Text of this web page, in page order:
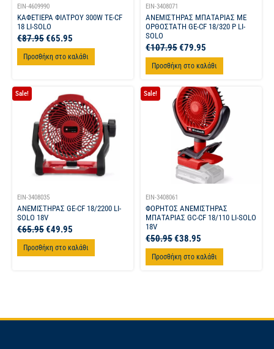
EIN-4609990
ΚΑΦΕΤΙΕΡΑ ΦΙΛΤΡΟΥ 300W TE-CF
18 LI-SOLO
€87.95€65.95
Προσθήκη στο καλάθι
EIN-3408071
ΑΝΕΜΙΣΤΗΡΑΣ ΜΠΑΤΑΡΙΑΣ ΜΕ
ΟΡΘΟΣΤΑΤΗ GE-CF 18/320 P LI-
SOLO
€107.95€79.95
Προσθήκη στο καλάθι
Sale!
EIN-3408035
ΑΝΕΜΙΣΤΗΡΑΣ GE-CF 18/2200 LI-
SOLO 18V
€65.95€49.95
Προσθήκη στο καλάθι
Sale!
EIN-3408061
ΦΟΡΗΤΟΣ ΑΝΕΜΙΣΤΗΡΑΣ
ΜΠΑΤΑΡΙΑΣ GC-CF 18/110 LI-SOLO
18V
€50.95€38.95
Προσθήκη στο καλάθι